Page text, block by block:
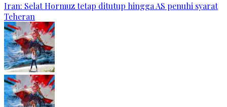
Iran: Selat Hormuz tetap ditutup hingga AS penuhi syarat
Teheran